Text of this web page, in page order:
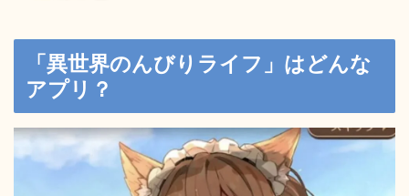
「異世界のんびりライフ」はどんな
アプリ？